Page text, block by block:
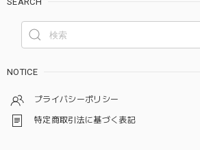
NOTICE
プライバシーポリシー
特定商取引法に基づく表記